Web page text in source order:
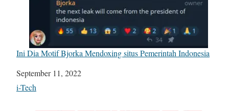
Ini Dia Motif Bjorka Mendoxing situs Pemerintah Indonesia
Date
September 11, 2022
In relation to
i-Tech